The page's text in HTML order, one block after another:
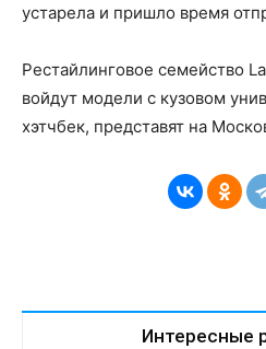
устарела и пришло время
Рестайлинговое семейство
войдут модели с кузовом
хэтчбек, представят на
Интересные